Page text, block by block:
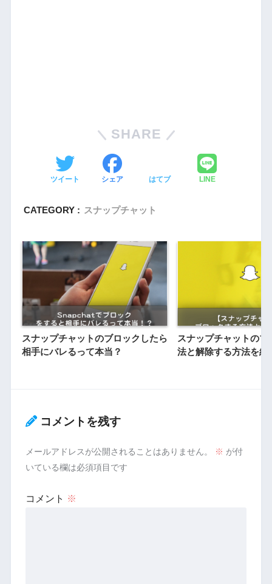
SHARE
ツイート シェア はてブ LINE
CATEGORY : スナップチャット
スナップチャットのブロックしたら
相手にバレるって本当？
スナップチャットのブ
法と解除する方法を紹
コメントを残す
メールアドレスが公開されることはありません。 ※ が付
いている欄は必須項目です
コメント ※